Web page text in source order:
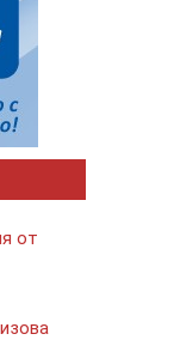
от